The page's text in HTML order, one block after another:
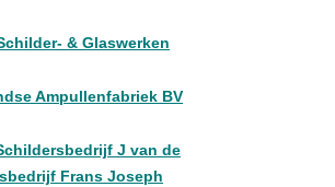
& Glaswerken
Ampullenfabriek BV
J van de
Frans Joseph